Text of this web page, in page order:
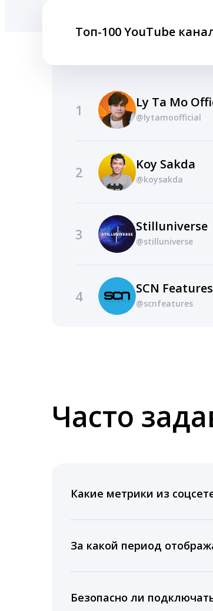
Топ-100 YouTube
1 Ly Ta Mo
@lytamoofficial
2 Koy Sakda
@koysakda
3 Stilluniverse
@stilluniverse
4 SCN Features
@scnfeatures
Часто
Какие метрики из
время для публикации,
За какой период
подключении тарифа Блогер.
5 лет.
Безопасно ли